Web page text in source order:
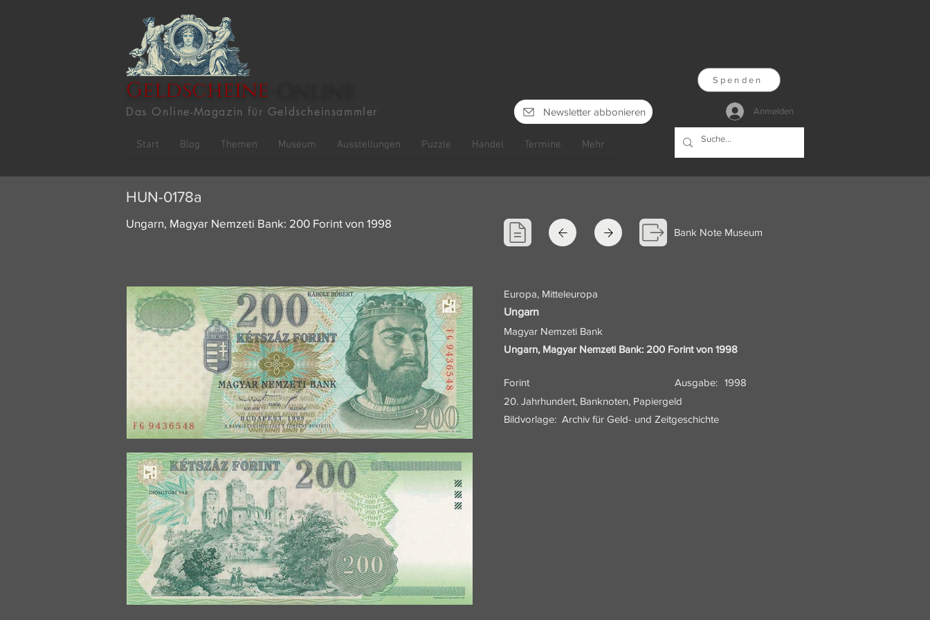
Geldscheine
Das Online-Magazin für Geldscheinsammler Newsletter abbonieren
Start Blog Themen Museum Ausstellungen Puzzle Handel Termine Mehr
Spenden
Anmelden
HUN-0178a
Ungarn, Magyar Nemzeti Bank: 200 Forint von 1998
Bank Note Museum
Europa, Mitteleuropa
Ungarn
Magyar Nemzeti Bank
Ungarn, Magyar Nemzeti Bank: 200 Forint von 1998
Forint Ausgabe: 1998
20. Jahrhundert, Banknoten, Papiergeld
Bildvorlage: Archiv für Geld- und Zeitgeschichte